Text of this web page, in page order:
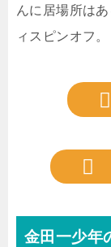
んに居場所は
ィスピンオフ。
金田一少年